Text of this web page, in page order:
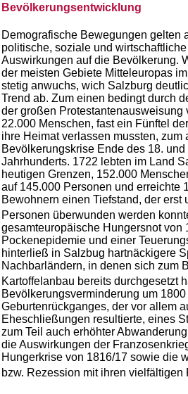
Bevölkerungsentwicklung
Demografische Bewegungen gelten
politische, soziale und
Auswirkungen auf die Bevölkerung.
der meisten Gebiete Mitteleuropas
stetig anwuchs, wich Salzburg
Trend ab. Zum einen bedingt durch
der großen Protestantenausweisung
22.000 Menschen, fast ein Fünftel
ihre Heimat verlassen mussten, zum
Bevölkerungskrise Ende des 18.
Jahrhunderts. 1722 lebten im Land
heutigen Grenzen, 152.000
auf 145.000 Personen und erreichte
Bewohnern einen Tiefstand, der erst
Personen überwunden werden
gesamteuropäische Hungersnot von
Pockenepidemie und einer
hinterließ in Salzbug hartnäckigere
Nachbarländern, in denen sich zum
Kartoffelanbau bereits durchgesetzt
Bevölkerungsverminderung um
Geburtenrückganges, der vor allem
Eheschließungen resultierte, eines
zum Teil auch erhöhter
die Auswirkungen der
Hungerkrise von 1816/17 sowie die
bzw. Rezession mit ihren vielfältigen